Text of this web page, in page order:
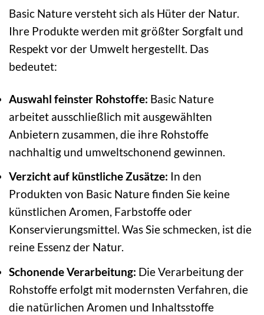
Basic Nature versteht sich als Hüter der Natur.
Ihre Produkte werden mit größter Sorgfalt und
Respekt vor der Umwelt hergestellt. Das
bedeutet:
Auswahl feinster Rohstoffe: Basic Nature
arbeitet ausschließlich mit ausgewählten
Anbietern zusammen, die ihre Rohstoffe
nachhaltig und umweltschonend gewinnen.
Verzicht auf künstliche Zusätze: In den
Produkten von Basic Nature finden Sie keine
künstlichen Aromen, Farbstoffe oder
Konservierungsmittel. Was Sie schmecken, ist die
reine Essenz der Natur.
Schonende Verarbeitung: Die Verarbeitung der
Rohstoffe erfolgt mit modernsten Verfahren, die
die natürlichen Aromen und Inhaltsstoffe